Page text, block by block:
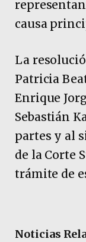
causa
La
Patricia
Enrique
Sebastián
partes y al
de la Corte
trámite de
Noticias